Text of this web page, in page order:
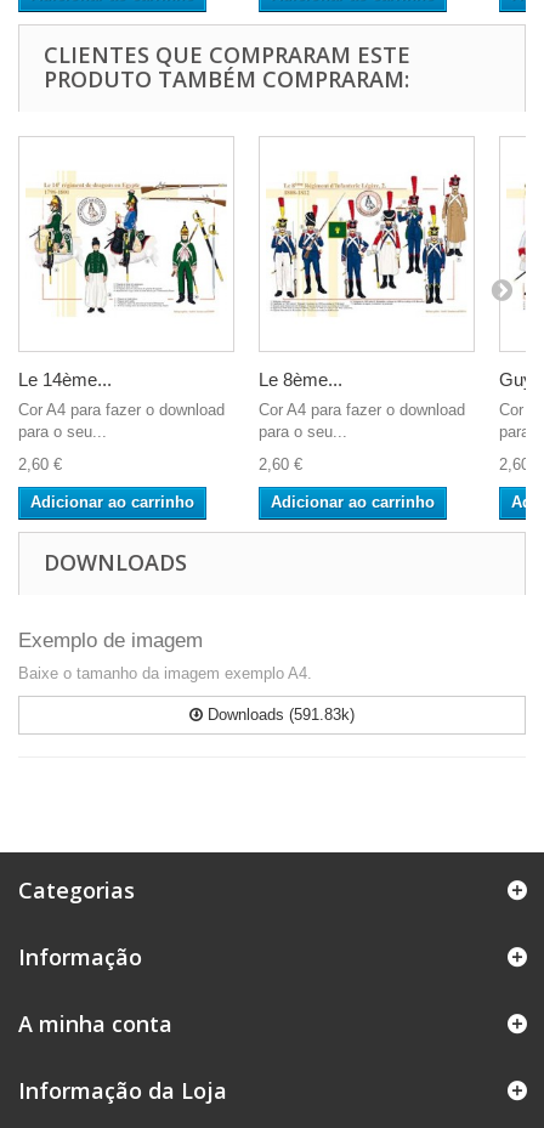
CLIENTES QUE COMPRARAM ESTE
PRODUTO TAMBÉM COMPRARAM:
Le 14ème...
Cor A4 para fazer o download
para o seu...
2,60 €
Adicionar ao carrinho
Le 8ème...
Cor A4 para fazer o download
para o seu...
2,60 €
Adicionar ao carrinho
Cor
para
2,60 €
DOWNLOADS
Exemplo de imagem
Baixe o tamanho da imagem exemplo A4.
Downloads (591.83k)
Categorias
Informação
A minha conta
Informação da Loja